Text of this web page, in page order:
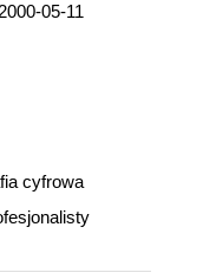
2000-05-11
cyfrowa